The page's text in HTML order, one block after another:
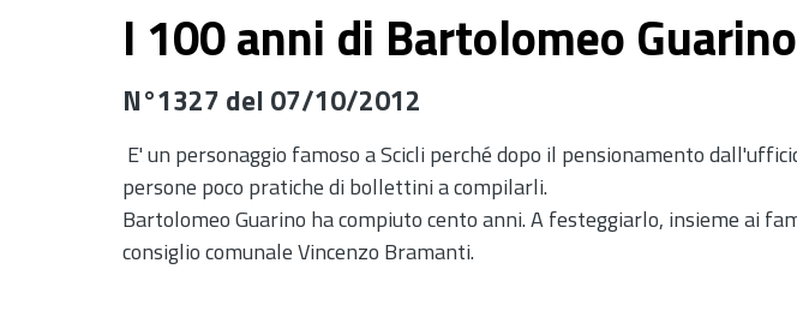
I 100 anni di Bartolomeo Guarino
N°1327 del 07/10/2012
E' un personaggio famoso a Scicli perché dopo il pensionamento
persone poco pratiche di bollettini a compilarli.
Bartolomeo Guarino ha compiuto cento anni. A festeggiarlo, insieme ai
consiglio comunale Vincenzo Bramanti.